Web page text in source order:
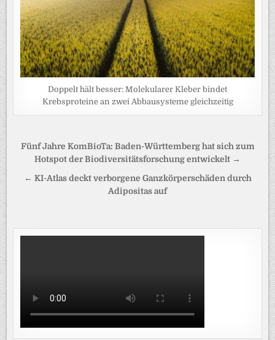
Doppelt hält besser: Molekularer Kleber bindet
Krebsproteine an zwei Abbausysteme gleichzeitig
Beitragsnavigation
Fünf Jahre KomBioTa: Baden-Württemberg hat sich zum
Hotspot der Biodiversitätsforschung entwickelt →
← KI-Atlas deckt verborgene Ganzkörperschäden durch
Adipositas auf